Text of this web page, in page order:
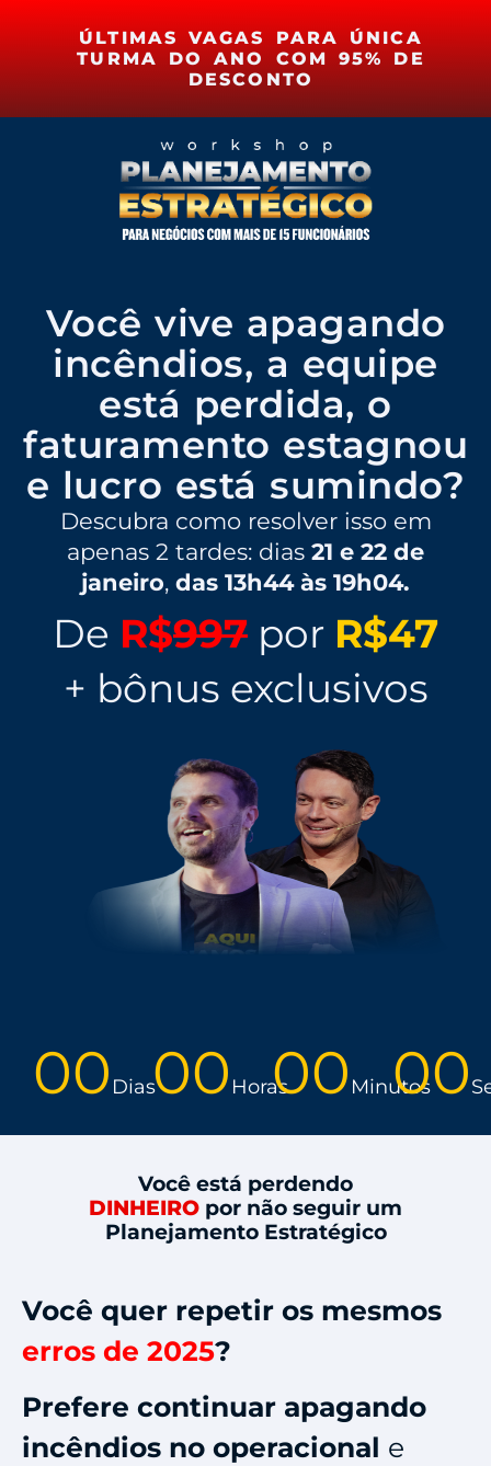
ÚLTIMAS VAGAS PARA ÚNICA
TURMA DO ANO COM 95% DE
DESCONTO
Você vive apagando
incêndios, a equipe
está perdida, o
faturamento estagnou
e lucro está sumindo?
Descubra como resolver isso em
apenas 2 tardes: dias 21 e 22 de
janeiro, das 13h44 às 19h04.
De R$997 por R$47
+ bônus exclusivos
00 Dias00 Horas00 Minutos00
Você está perdendo
DINHEIRO por não seguir um
Planejamento Estratégico
Você quer repetir os mesmos
erros de 2025?
Prefere continuar apagando
incêndios no operacional e